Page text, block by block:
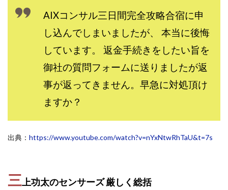
AIXコンサル三日間完全攻略合宿に申
し込んでしまいましたが、 本当に後悔
しています。 返金手続きをしたい旨を
御社の質問フォームに送りましたが返
事が返ってきません。早急に対処頂け
ますか？
出典： https://www.youtube.com/watch?v=nYxNtwRhTaU&t=7s
三 上功太のセンサーズ 厳しく 総括
ワークスフランチャイジーオフィス
ワークホップ(Work Hop)
ワールドリユースシステム
マネーの湖
マックス岩井
なし
フェールNaviシステム
ニューイヤーパラダイス
ネオナビ
ネオナビ 我有洋哉
はじめての資産運用
ハピネスサロン
フォリオJP(Folio)
ふくぎょうパラダイス